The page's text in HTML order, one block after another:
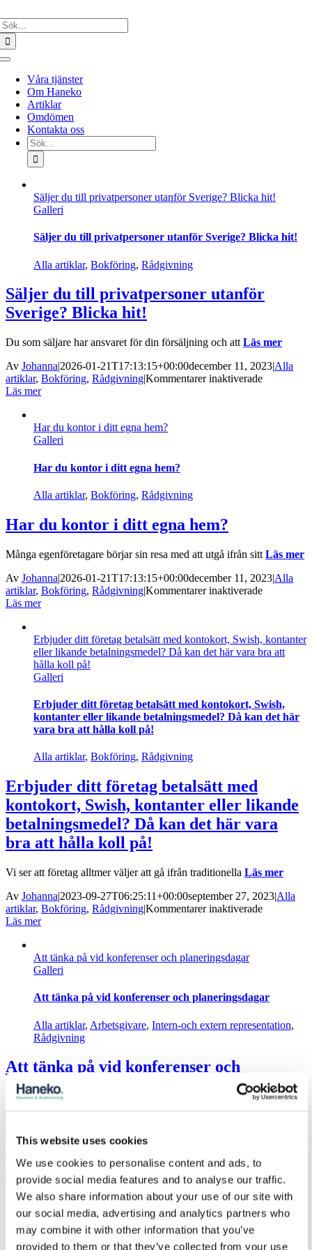
This website uses cookies
We use cookies to personalise content and ads, to
provide social media features and to analyse our traffic.
We also share information about your use of our site with
our social media, advertising and analytics partners who
may combine it with other information that you’ve
provided to them or that they’ve collected from your use
till
innehållet
Toggle
NavigationVåra tjänster
Om Haneko
Artiklar
Omdömen
Kontakta oss
Sök
efter:
Säljer du till privatpersoner utanför Sverige? Blicka hit!
Galleri
Säljer du till privatpersoner utanför Sverige? Blicka hit!
Alla artiklar, Bokföring, Rådgivning
Säljer du till privatpersoner utanför
Sverige? Blicka hit!
Du som säljare har ansvaret för din försäljning och att Läs mer
Av Johanna|2026-01-21T17:13:15+00:00december 11, 2023|Alla
artiklar, Bokföring, Rådgivning|Kommentarer inaktiveradeför
Läs mer
Har du kontor i ditt egna hem?
Galleri
Har du kontor i ditt egna hem?
Alla artiklar, Bokföring, Rådgivning
Har du kontor i ditt egna hem?
Många egenföretagare börjar sin resa med att utgå ifrån sitt Läs mer
Av Johanna|2026-01-21T17:13:15+00:00december 11, 2023|Alla
artiklar, Bokföring, Rådgivning|Kommentarer inaktiveradeför
ditt
Läs mer
Erbjuder ditt företag betalsätt med kontokort, Swish, kontanter
eller likande betalningsmedel? Då kan det här vara bra att
hålla koll på!
Galleri
Erbjuder ditt företag betalsätt med kontokort, Swish,
kontanter eller likande betalningsmedel? Då kan det här
vara bra att hålla koll på!
Alla artiklar, Bokföring, Rådgivning
Erbjuder ditt företag betalsätt med
kontokort, Swish, kontanter eller likande
betalningsmedel? Då kan det här vara
bra att hålla koll på!
Vi ser att företag alltmer väljer att gå ifrån traditionella Läs mer
Av Johanna|2023-09-27T06:25:11+00:00september 27, 2023|Alla
artiklar, Bokföring, Rådgivning|Kommentarer inaktiveradeför
Swish,
eller
likande
det
här
Läs mer
Att tänka på vid konferenser och planeringsdagar
Galleri
Att tänka på vid konferenser och planeringsdagar
Alla artiklar, Arbetsgivare, Intern-och extern representation,
Rådgivning
Att tänka på vid konferenser och
planeringsdagar
AvJohanna|2023-07-19T09:33:49+00:00
Rådgivning|Kommentarer inaktiveradeför
Att
på
vid
konferenser
Läs mer
Traktamente för resor
Galleri